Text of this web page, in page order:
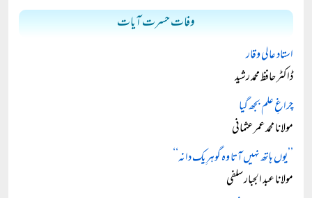
وفات حسرت آیات
استاد عالی وقار
ڈاکٹر حافظ محمد رشید
چراغِ علم بجھ گیا
مولانا محمد عمر عثمانی
’’یوں ہاتھ نہیں آتا وہ گوہرِ یک دانہ‘‘
مولانا عبد الجبار سلفی